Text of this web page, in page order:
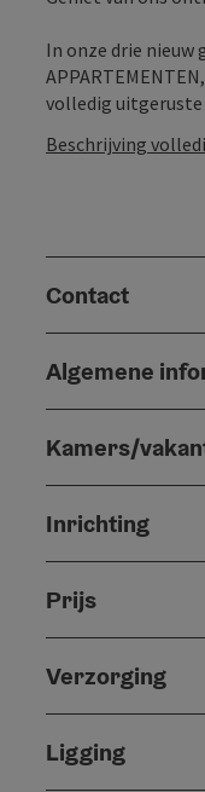
In onze drie nieuw
volledig uitgeruste
Beschrijving
Contact
Algemene
Kamers/
Inrichting
Prijs
Verzorging
Ligging